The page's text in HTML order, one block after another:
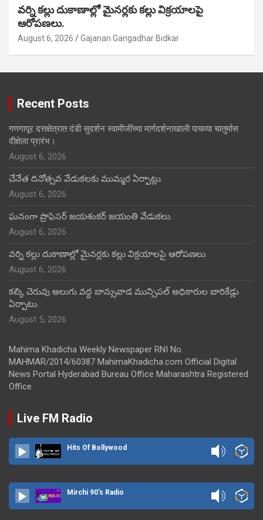
వర్ని కల్లు దుకాణాల్లో మైనర్లకు కల్లు విక్రయాలపై
ఆరోపణలు.
August 6, 2026 Gajanan Gangadhar Bidkar
Recent Posts
गणगापूर दत्तक्षेत्रात दंडी सुदर्शन स्वामीजींच्या मार्गदर्शनाखाली पाचव्या चातुर्मास
दीक्षेला प्रारंभ।
August 6, 2026
చేనేత దినోత్సవ వేడుకలకు ముమ్మర ఏర్పాట్లు.
August 6, 2026
ఘనంగా ప్రొఫెసర్ జయశంకర్ జయంతి వేడుకలు.
August 6, 2026
వర్ని కల్లు దుకాణాల్లో మైనర్లకు కల్లు విక్రయాలపై ఆరోపణలు.
August 6, 2026
కల్కి చెరువు అలుగు వద్ద బాన్సువాడ మున్సిపల్ అధికారుల బారికేడ్లు
ఏర్పాటు.
August 5, 2026
Mahima Khadicha Weekly Newspaper RNI No.
MAHMAR/2014/60387 MahimaKhadicha.com Official Digital
News Portal Hyderabad Bureau Office Maharashtra Registered
Office
Live FM Radio
Hits Of Bollywood
Mirchi 90's Radio